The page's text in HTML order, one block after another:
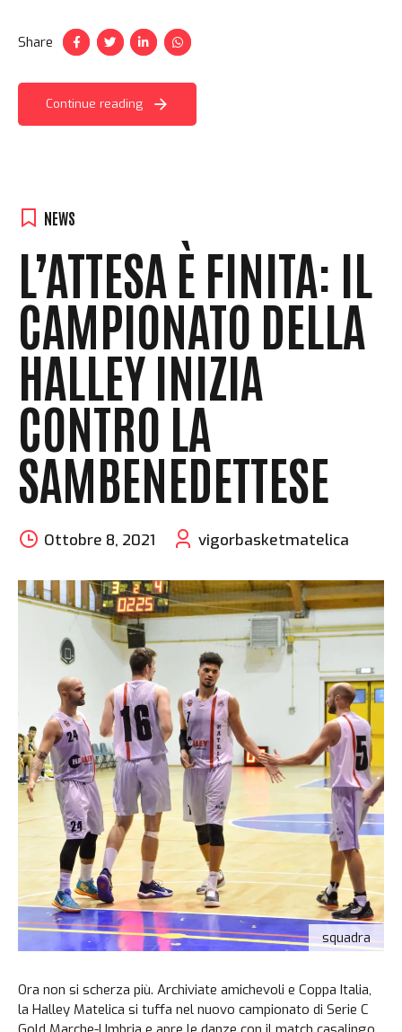
Share
Continue reading
NEWS
L’ATTESA È FINITA: IL
CAMPIONATO DELLA
HALLEY INIZIA
CONTRO LA
SAMBENEDETTESE
Ottobre 8, 2021 vigorbasketmatelica
squadra
Ora non si scherza più. Archiviate amichevoli e Coppa Italia,
la Halley Matelica si tuffa nel nuovo campionato di Serie C